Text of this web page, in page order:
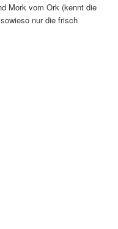
Mork vom Ork (kennt die
nur die frisch